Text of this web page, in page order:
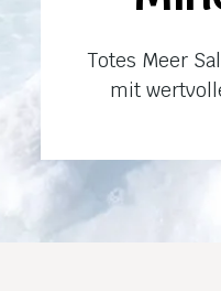
Totes Meer
mit